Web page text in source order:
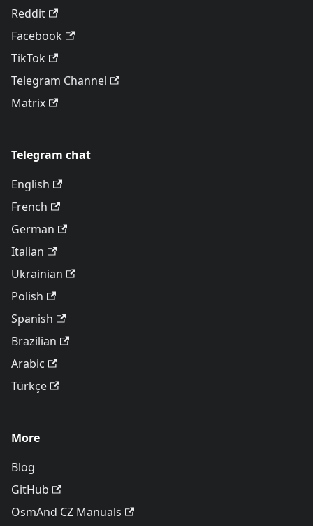
Reddit
Facebook
TikTok
Telegram Channel
Matrix
Telegram chat
English
French
German
Italian
Ukrainian
Polish
Spanish
Brazilian
Arabic
Türkçe
More
Blog
GitHub
OsmAnd CZ Manuals